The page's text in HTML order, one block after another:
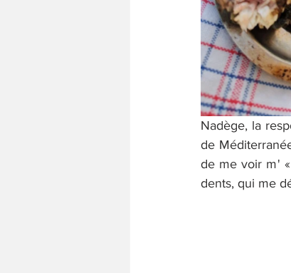
Nadège, la
de
de me voir m'
dents, qui me